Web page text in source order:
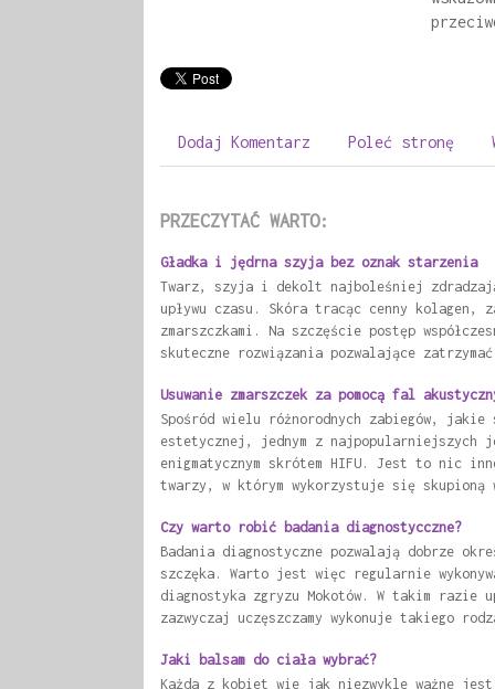
Dodaj Komentarz Poleć stronę
PRZECZYTAĆ WARTO:
Gładka i jędrna szyja bez oznak starzenia
Twarz, szyja i dekolt najboleśniej
upływu czasu. Skóra tracąc cenny kolagen,
zmarszczkami. Na szczęście postęp
skuteczne rozwiązania pozwalające
Usuwanie zmarszczek za pomocą fal
Spośród wielu różnorodnych zabiegów, jakie
estetycznej, jednym z najpopularniejszych
enigmatycznym skrótem HIFU. Jest to nic
twarzy, w którym wykorzystuje się
Czy warto robić badania diagnostycczne?
Badania diagnostyczne pozwalają dobrze
szczęka. Warto jest więc regularnie
diagnostyka zgryzu Mokotów. W takim
zazwyczaj uczęszczamy wykonuje takiego
Jaki balsam do ciała wybrać?
Każda z kobiet wie jak niezwykle ważne